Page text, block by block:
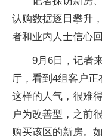
认购数据逐日攀升
者和业内人士信心回
9月6日，记者
厅，看到4组客户
这样的人气，很难
户为改善型，之前
购买该区的新房。